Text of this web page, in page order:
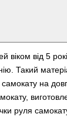
віком від 5
Такий
на
руля